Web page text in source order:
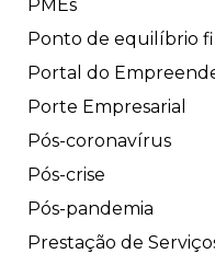
PMEs
Ponto de equilíbrio
Portal do
Porte Empresarial
Pós-coronavírus
Pós-crise
Pós-pandemia
Prestação de